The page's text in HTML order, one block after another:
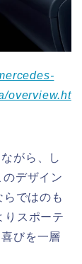
overview.ht
がら、し
デザイン
ではのも
りスポーテ
びを一層